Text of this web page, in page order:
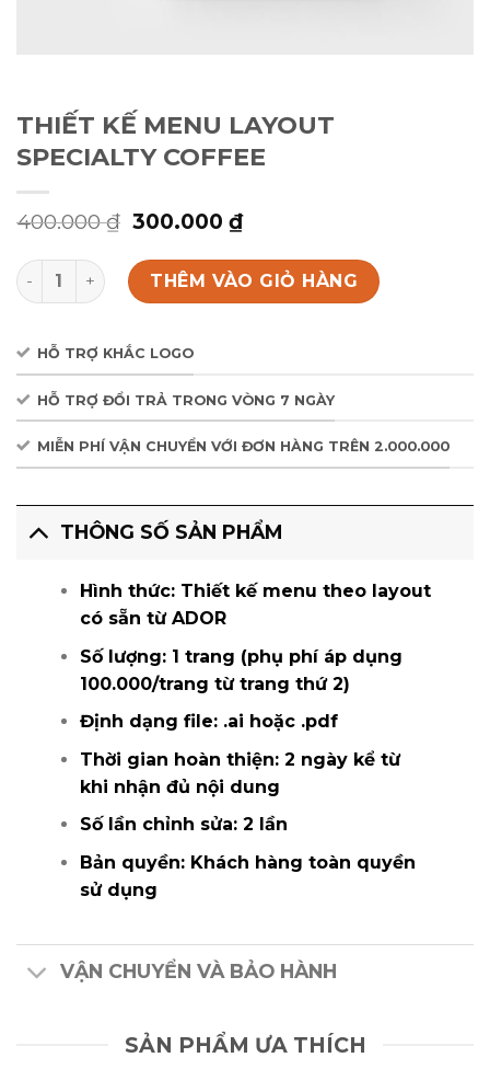
THIẾT KẾ MENU LAYOUT
SPECIALTY COFFEE
400.000₫ Giá
là:
400.000 ₫.
300.000 ₫Giá
hiện
tại
là:
300.000 ₫.
THIẾT KẾ MENU LAYOUT SPECIALTY COFFEE số lượng
THÊM VÀO GIỎ HÀNG
HỖ TRỢ KHẮC LOGO
HỖ TRỢ ĐỔI TRẢ TRONG VÒNG 7 NGÀY
MIỄN PHÍ VẬN CHUYỂN VỚI ĐƠN HÀNG TRÊN 2.000.000
THÔNG SỐ SẢN PHẨM
Hình thức:Thiết kế menu theo layout
có sẵn từ ADOR
Số lượng:1 trang (phụ phí áp dụng
100.000/trang từ trang thứ 2)
Định dạng file: .ai hoặc .pdf
Thời gian hoàn thiện:2 ngày kể từ
khi nhận đủ nội dung
Số lần chỉnh sửa:2 lần
Bản quyền:Khách hàng toàn quyền
sử dụng
VẬN CHUYỂN VÀ BẢO HÀNH
SẢN PHẨM ƯA THÍCH